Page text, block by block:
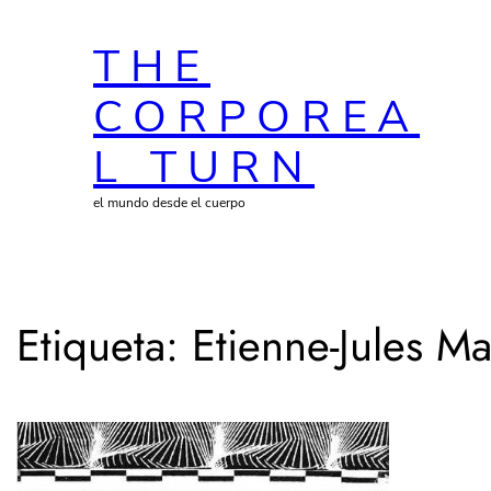
contenidoTHE
CORPOREA
L TURN
el mundo desde el cuerpo
Etiqueta: Etienne-Jules